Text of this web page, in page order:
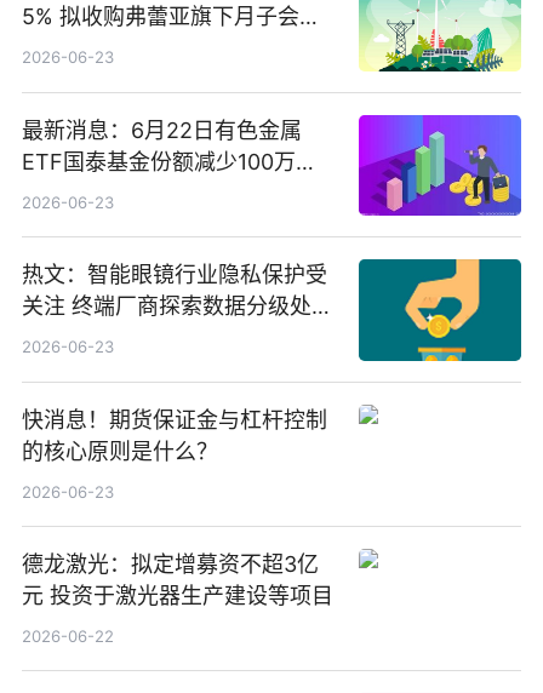
5% 拟收购弗蕾亚旗下月子会所
业务少数股权
2026-06-23
最新消息：6月22日有色金属
ETF国泰基金份额减少100万
份，重仓股紫金矿业、洛阳钼
2026-06-23
热文：智能眼镜行业隐私保护受
关注 终端厂商探索数据分级处理
等方案
2026-06-23
快消息！期货保证金与杠杆控制
的核心原则是什么？
2026-06-23
德龙激光：拟定增募资不超3亿
元 投资于激光器生产建设等项目
2026-06-22